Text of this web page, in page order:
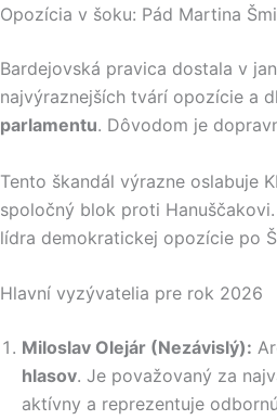
Opozícia v šoku: Pád Martina
Bardejovská pravica dostala v
najvýraznejších tvárí opozície a
parlamentu. Dôvodom je
Tento škandál výrazne oslabuje
spoločný blok proti
lídra demokratickej opozície po
Hlavní vyzývatelia pre rok 2026
Miloslav Olejár (Nezávislý):
hlasov. Je považovaný za
aktívny a reprezentuje